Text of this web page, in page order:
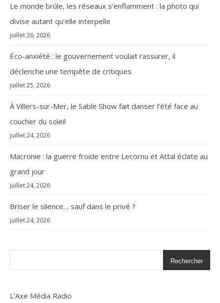
Le monde brûle, les réseaux s’enflamment : la photo qui
divise autant qu’elle interpelle
juillet 26, 2026
Éco-anxiété : le gouvernement voulait rassurer, il
déclenche une tempête de critiques
juillet 25, 2026
À Villers-sur-Mer, le Sable Show fait danser l’été face au
coucher du soleil
juillet 24, 2026
Macronie : la guerre froide entre Lecornu et Attal éclate au
grand jour
juillet 24, 2026
Briser le silence… sauf dans le privé ?
juillet 24, 2026
Rechercher
L’Axe Média Radio